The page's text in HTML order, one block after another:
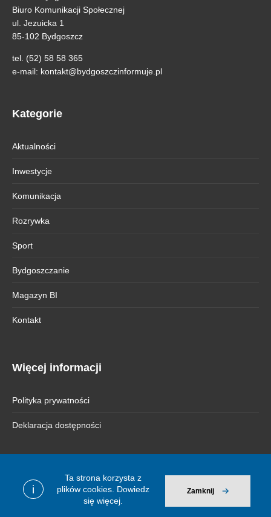
i
Ta strona korzysta z
plików cookies. Dowiedz
się więcej.
Zamknij
Biuro Komunikacji Społecznej
ul. Jezuicka 1
85-102 Bydgoszcz
tel. (52) 58 58 365
e-mail: kontakt@bydgoszczinformuje.pl
Kategorie
Aktualności
Inwestycje
Komunikacja
Rozrywka
Sport
Bydgoszczanie
Magazyn BI
Kontakt
Więcej informacji
Polityka prywatności
Deklaracja dostępności
© 2026 Bydgoszcz Informuje